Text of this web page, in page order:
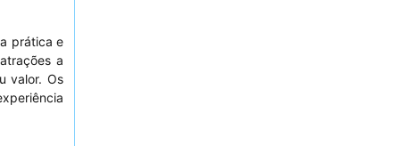
prática e
a
valor. Os